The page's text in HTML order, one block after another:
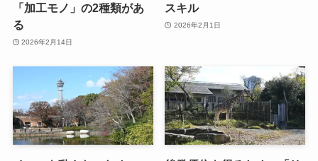
「加工モノ」の2種類があ
る
2026年2月14日
スキル
2026年2月1日